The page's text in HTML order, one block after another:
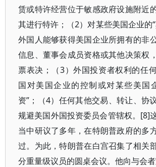
赁或特许经营位于敏感政府设施附近
其进行特许；（2）对某些美国企业的
外国人能够获得美国企业所拥有的非
信息、董事会成员资格或其他决策权
票表决；（3）外国投资者权利的任
国对美国企业的控制或对某些美国
资”；（4）任何其他交易、转让、协
规避美国外国投资委员会管辖权。[8]
当中研议了多年，在特朗普政府的多
过。为此，特朗普在白宫召集了相关
分重量级议员的圆桌会议。他向与会